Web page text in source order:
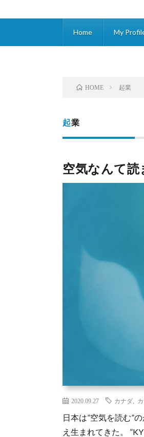
Home My
HOME 起業
起業
空気なんて読
2020.09.27 カナダ
日本は”空気を読む”
え生まれてきた。